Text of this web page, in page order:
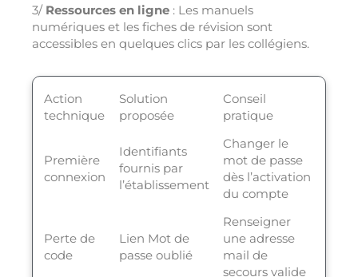
3/ Ressources en ligne : Les manuels
numériques et les fiches de révision sont
accessibles en quelques clics par les collégiens.
Action
technique
Solution
proposée
Conseil
pratique
Première
connexion
Identifiants
fournis par
l’établissement
Changer le
mot de passe
dès l’activation
du compte
Perte de
code
Lien Mot de
passe oublié
Renseigner
une adresse
mail de
secours valide